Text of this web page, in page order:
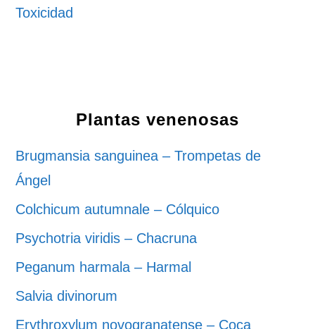
Toxicidad
Plantas venenosas
Brugmansia sanguinea – Trompetas de
Ángel
Colchicum autumnale – Cólquico
Psychotria viridis – Chacruna
Peganum harmala – Harmal
Salvia divinorum
Erythroxylum novogranatense – Coca